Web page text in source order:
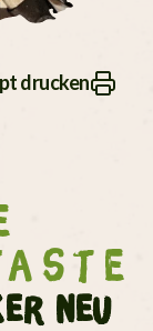
drucken
neu